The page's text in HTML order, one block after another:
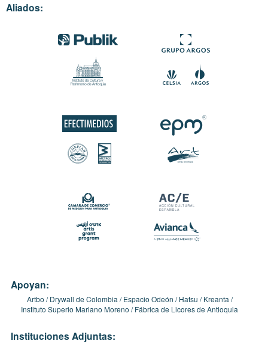
Aliados:
Apoyan:
Artbo Drywall de Colombia Espacio Odeón Hatsu
Kreanta
Instituto Superio Mariano Moreno
Fábrica de Licores de Antioquia
Instituciones Adjuntas: